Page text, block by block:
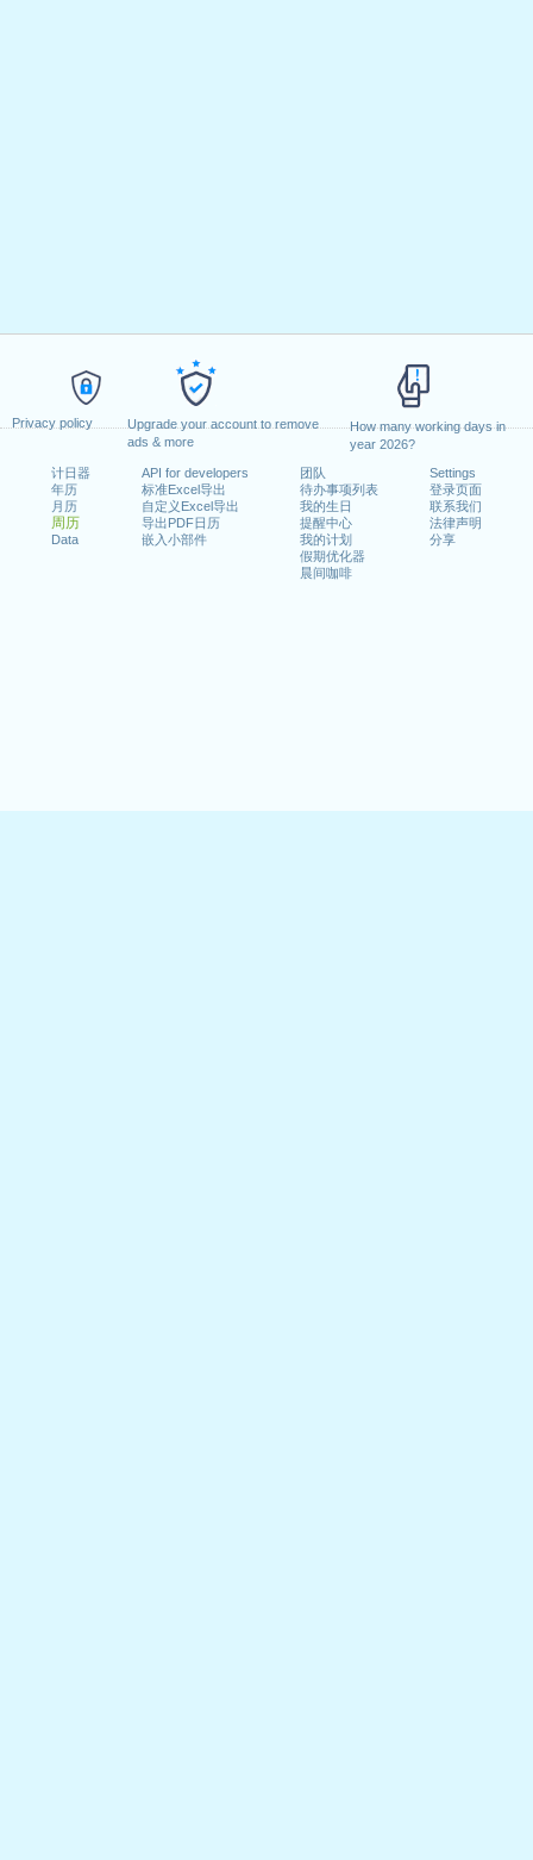
Privacy policy
Upgrade your account to remove
ads & more
How many working days in
year 2026?
计日器
年历
月历
周历
Data
API for developers
标准Excel导出
自定义Excel导出
导出PDF日历
嵌入小部件
团队
待办事项列表
我的生日
提醒中心
我的计划
假期优化器
晨间咖啡
Settings
登录页面
联系我们
法律声明
分享